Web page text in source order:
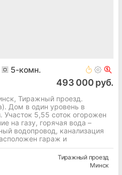
5-комн.
493 000 руб.
Тиражный проезд.
Дом в один уровень в
5,55 соток огорожен
на газу, горячая вода –
водопровод, канализация
гараж и
Тиражный проезд
Минск